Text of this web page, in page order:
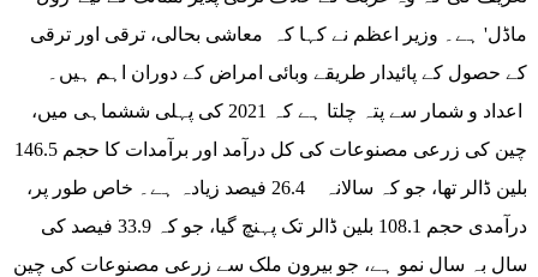
ماڈل' ہے۔ وزیر اعظم نے کہا کہ معاشی بحالی، ترقی اور ترقی
کے حصول کے پائیدار طریقے وبائی امراض کے دوران اہم ہیں۔
اعداد و شمار سے پتہ چلتا ہے کہ 2021 کی پہلی ششماہی میں،
چین کی زرعی مصنوعات کی کل درآمد اور برآمدات کا حجم 146.5
بلین ڈالر تھا، جو کہ سالانہ 26.4 فیصد زیادہ ہے۔ خاص طور پر،
درآمدی حجم 108.1 بلین ڈالر تک پہنچ گیا، جو کہ 33.9 فیصد کی
سال بہ سال نمو ہے، جو بیرون ملک سے زرعی مصنوعات کی چین